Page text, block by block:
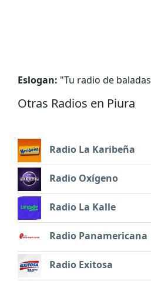
Eslogan: "Tu radio de baladas
Otras Radios en Piura
Radio La Karibeña
Radio Oxígeno
Radio La Kalle
Radio Panamericana
Radio Exitosa